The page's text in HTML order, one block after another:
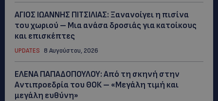
ΑΓΙΟΣ ΙΩΑΝΝΗΣ ΠΙΤΣΙΛΙΑΣ: Ξανανοίγει η πισίνα
του χωριού – Μια ανάσα δροσιάς για κατοίκους
και επισκέπτες
UPDATES 8 Αυγούστου, 2026
ΕΛΕΝΑ ΠΑΠΑΔΟΠΟΥΛΟΥ: Από τη σκηνή στην
Αντιπροεδρία του ΘΟΚ – «Μεγάλη τιμή και
μεγάλη ευθύνη»